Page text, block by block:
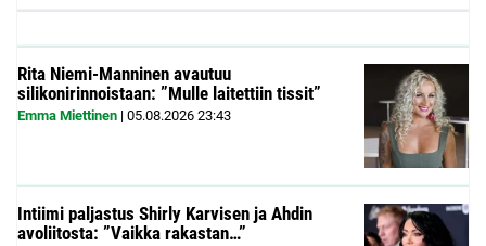
Rita Niemi-Manninen avautuu
silikonirinnoistaan: ”Mulle laitettiin tissit”
Emma Miettinen | 05.08.2026 23:43
Intiimi paljastus Shirly Karvisen ja Ahdin
avoliitosta: ”Vaikka rakastan…”